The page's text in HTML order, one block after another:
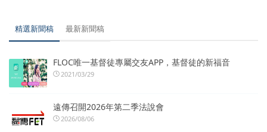
精選新聞稿 最新新聞稿
FLOC唯一基督徒專屬交友APP，基督徒的新福音
2021/03/29
遠傳召開2026年第二季法說會
2026/08/06